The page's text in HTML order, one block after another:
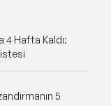
4 Hafta Kaldı:
5